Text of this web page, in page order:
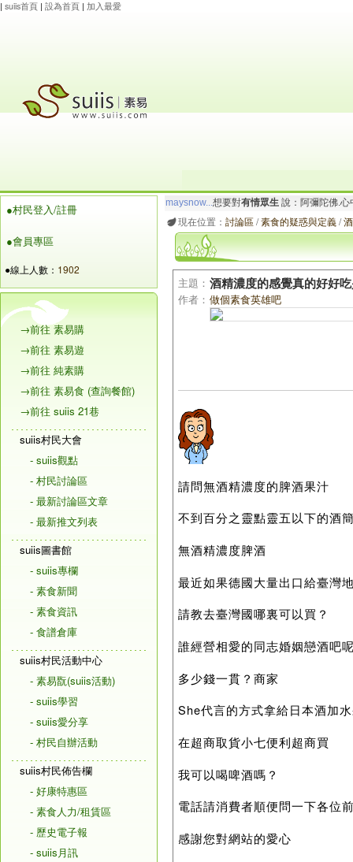
| suiis首頁 | 設為首頁 | 加入最愛
●村民登入/註冊
●會員專區
●線上人數： 1902
→前往 素易購
→前往 素易遊
→前往 純素購
→前往 素易食 (查詢餐館)
→前往 suiis 21巷
suiis村民大會
- suiis觀點
- 村民討論區
- 最新討論區文章
- 最新推文列表
suiis圖書館
- suiis專欄
- 素食新聞
- 素食資訊
- 食譜倉庫
suiis村民活動中心
- 素易翫(suiis活動)
- suiis學習
- suiis愛分享
- 村民自辦活動
suiis村民佈告欄
- 好康特惠區
- 素食人力/租賃區
- 歷史電子報
- suiis月訊
maysnow...想要對有情眾生 說：阿彌陀佛.心
玲瓏虹想要對 有情眾生說：阿彌陀佛.一切
現在位置： 討論區/素食的疑惑與定義/
主題： 酒精濃度的感覺真的好好
作者： 做個素食英雄吧
請問無酒精濃度的脾酒果汁
不到百分之靈點靈五以下的酒
無酒精濃度脾酒
最近如果德國大量出口給臺灣
請教去臺灣國哪裏可以買？
誰經營相愛的同志婚姻戀酒吧
多少錢一貫？商家
She代言的方式拿給日本酒加
在超商取貨小七便利超商買
我可以喝啤酒嗎？
電話請消費者順便問一下各位
感謝您對網站的愛心